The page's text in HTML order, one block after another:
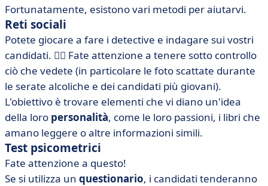
Fortunatamente, esistono vari metodi per aiutarvi.
Reti sociali
Potete giocare a fare i detective e indagare sui vostri
candidati. 🕵️‍♀️ Fate attenzione a tenere sotto controllo
ciò che vedete (in particolare le foto scattate durante
le serate alcoliche e dei candidati più giovani).
L'obiettivo è trovare elementi che vi diano un'idea
della loro personalità, come le loro passioni, i libri che
amano leggere o altre informazioni simili.
Test psicometrici
Fate attenzione a questo!
Se si utilizza un questionario, i candidati tenderanno